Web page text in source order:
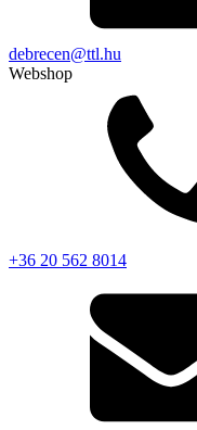
debrecen@ttl.hu
Webshop
+36 20 562 8014